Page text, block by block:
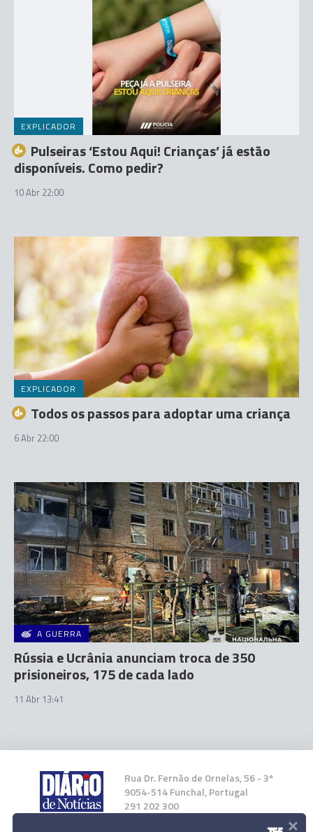
EXPLICADOR
Pulseiras ‘Estou Aqui! Crianças’ já estão
disponíveis. Como pedir?
10 Abr 22:00
EXPLICADOR
Todos os passos para adoptar uma criança
6 Abr 22:00
A GUERRA
Rússia e Ucrânia anunciam troca de 350
prisioneiros, 175 de cada lado
11 Abr 13:41
Rua Dr. Fernão de Ornelas, 56 - 3º
9054-514 Funchal, Portugal
291 202 300
×